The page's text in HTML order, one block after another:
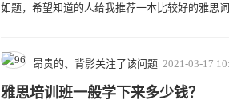
如题，希望知道的人给我推荐一本比较好的雅思
昂贵的、背影关注了该问题 2021-03-17
雅思培训班一般学下来多少钱？